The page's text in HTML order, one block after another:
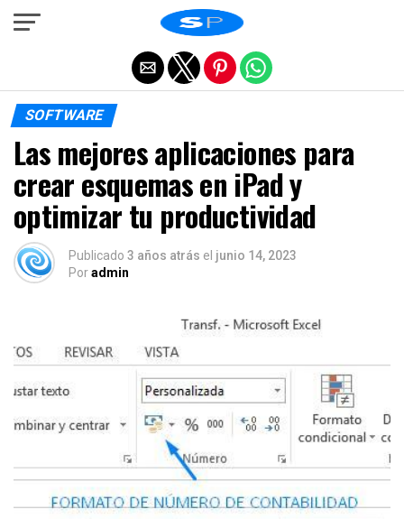
SOFTWARE
Las mejores aplicaciones para
crear esquemas en iPad y
optimizar tu productividad
Publicado 3 años atrás el junio 14, 2023
Poradmin
Salir de la versión móvil